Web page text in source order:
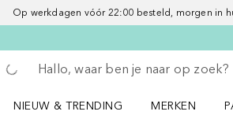
Op werkdagen vóór 22:00 besteld, morgen in
Ga terug
Zoekopdracht uitvoeren
NIEUW & TRENDING
MERKEN